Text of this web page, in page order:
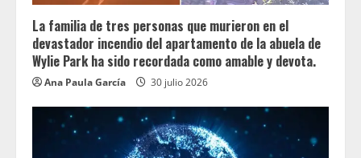
La familia de tres personas que murieron en el
devastador incendio del apartamento de la abuela de
Wylie Park ha sido recordada como amable y devota.
Ana Paula García 30 julio 2026